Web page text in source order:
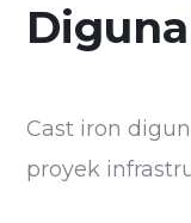
Cast iron
proyek